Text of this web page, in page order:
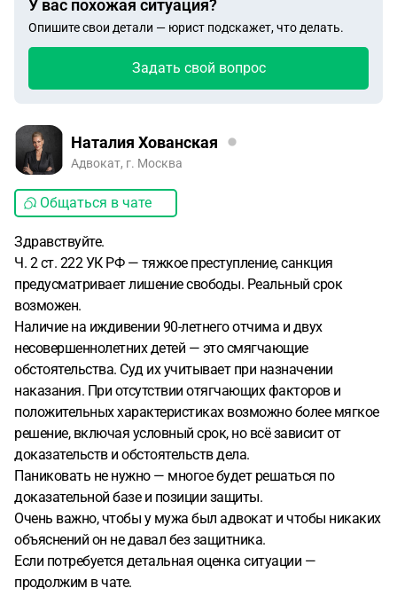
У вас похожая ситуация?
Опишите свои детали — юрист подскажет, что делать.
Задать свой вопрос
Наталия Хованская
Адвокат, г. Москва
Общаться в чате
Здравствуйте.
Ч. 2 ст. 222 УК РФ — тяжкое преступление, санкция
предусматривает лишение свободы. Реальный срок
возможен.
Наличие на иждивении 90-летнего отчима и двух
несовершеннолетних детей — это смягчающие
обстоятельства. Суд их учитывает при назначении
наказания. При отсутствии отягчающих факторов и
положительных характеристиках возможно более мягкое
решение, включая условный срок, но всё зависит от
доказательств и обстоятельств дела.
Паниковать не нужно — многое будет решаться по
доказательной базе и позиции защиты.
Очень важно, чтобы у мужа был адвокат и чтобы никаких
объяснений он не давал без защитника.
Если потребуется детальная оценка ситуации —
продолжим в чате.